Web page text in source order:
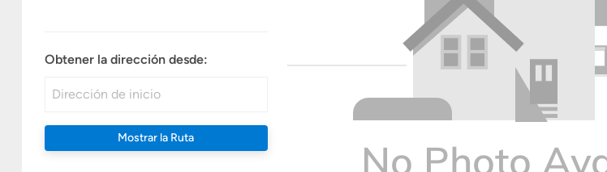
Obtener la dirección desde:
Mostrar la Ruta